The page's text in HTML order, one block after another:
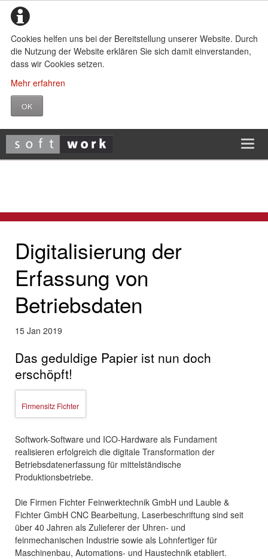
Cookies helfen uns bei der Bereitstellung unserer Website. Durch
die Nutzung der Website erklären Sie sich damit einverstanden,
dass wir Cookies setzen.
Mehr erfahren
OK
Digitalisierung der
Erfassung von
Betriebsdaten
15 Jan 2019
Das geduldige Papier ist nun doch
erschöpft!
Firmensitz Fichter
Softwork-Software und ICO-Hardware als Fundament
realisieren erfolgreich die digitale Transformation der
Betriebsdatenerfassung für mittelständische
Produktionsbetriebe.
Die Firmen Fichter Feinwerktechnik GmbH und Lauble &
Fichter GmbH CNC Bearbeitung, Laserbeschriftung sind seit
über 40 Jahren als Zulieferer der Uhren- und
feinmechanischen Industrie sowie als Lohnfertiger für
Maschinenbau, Automations- und Haustechnik etabliert.